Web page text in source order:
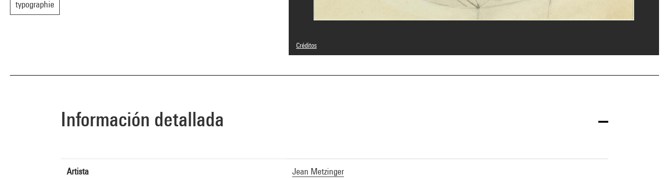
typographie
Créditos
© Adagp, Paris
Referencia de la imagen : 4N09699
Información detallada
Artista
Jean Metzinger